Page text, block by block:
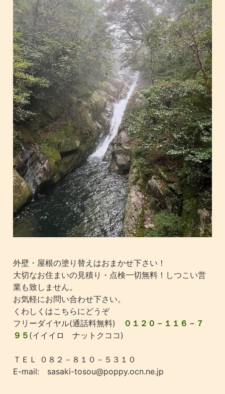
外壁・屋根の塗り替えはおまかせ下さい！
大切なお住まいの見積り・点検一切無料！しつこい営
業も致しません。
お気軽にお問い合わせ下さい。
くわしくはこちらにどうぞ
フリーダイヤル(通話料無料)
０１２０－１１６－７
９５ (イイイロ ナットクココ)
ＴＥＬ ０８２－８１０－５３１０
E-mail: sasaki-tosou@poppy.ocn.ne.jp